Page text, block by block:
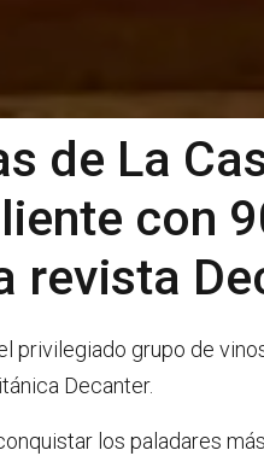
de La
con
revista
grupo de
Decanter.
los paladares